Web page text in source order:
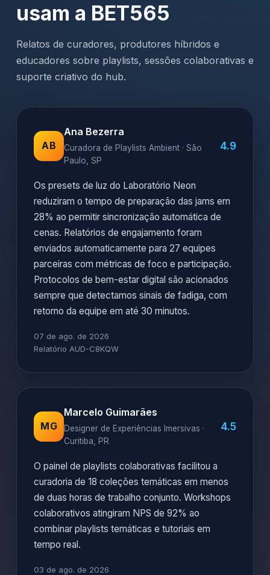
usam a BET565
Relatos de curadores, produtores híbridos e
educadores sobre playlists, sessões colaborativas e
suporte criativo do hub.
AB
Ana Bezerra
Curadora de Playlists Ambient · São
Paulo, SP
4.9
Os presets de luz do Laboratório Neon
reduziram o tempo de preparação das jams em
28% ao permitir sincronização automática de
cenas. Relatórios de engajamento foram
enviados automaticamente para 27 equipes
parceiras com métricas de foco e participação.
Protocolos de bem-estar digital são acionados
sempre que detectamos sinais de fadiga, com
retorno da equipe em até 30 minutos.
07 de ago. de 2026
Relatório AUD-C8KQW
MG
Marcelo Guimarães
Designer de Experiências Imersivas ·
Curitiba, PR
4.5
O painel de playlists colaborativas facilitou a
curadoria de 18 coleções temáticas em menos
de duas horas de trabalho conjunto. Workshops
colaborativos atingiram NPS de 92% ao
combinar playlists temáticas e tutoriais em
tempo real.
03 de ago. de 2026